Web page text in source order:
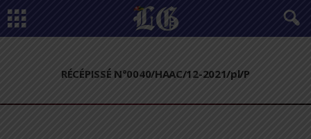
RÉCÉPISSÉ N°0040/HAAC/12-2021/pl/P